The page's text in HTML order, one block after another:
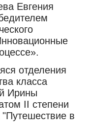
Евгения
отделения
класса
Ирины
II степени
"Путешествие в